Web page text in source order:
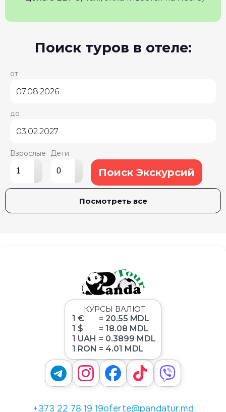
Поиск туров в отеле:
от
до
Взрослые Дети
Поиск Экскурсий
Посмотреть все
КУРСЫ ВАЛЮТ
1 €
= 20.55 MDL
1 $
= 18.08 MDL
1 UAH = 0.3899 MDL
1 RON = 4.01 MDL
+373 22 78 19 19oferte@pandatur.md